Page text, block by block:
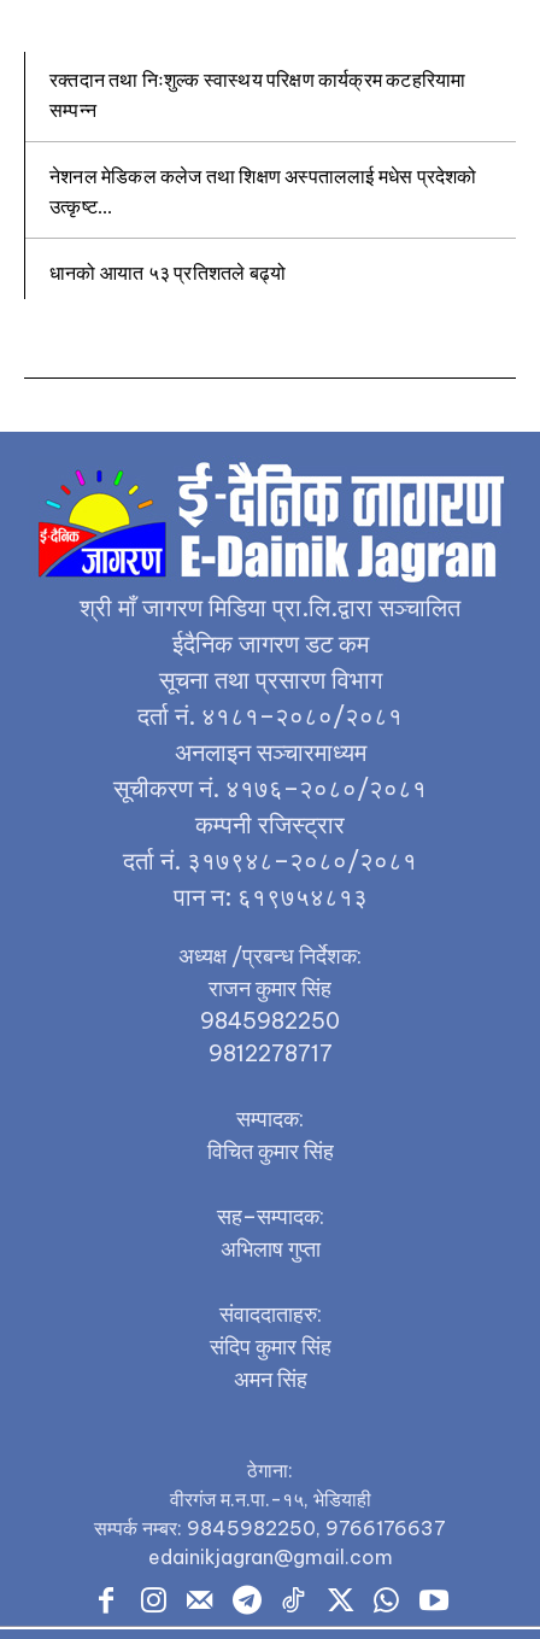
रक्तदान तथा निःशुल्क स्वास्थय परिक्षण कार्यक्रम कटहरियामा
सम्पन्न
नेशनल मेडिकल कलेज तथा शिक्षण अस्पताललाई मधेस प्रदेशको
उत्कृष्ट...
धानको आयात ५३ प्रतिशतले बढ्यो
श्री माँ जागरण मिडिया प्रा.लि.द्वारा सञ्चालित
ईदैनिक जागरण डट कम
सूचना तथा प्रसारण विभाग
दर्ता नं. ४१८१–२०८०/२०८१
अनलाइन सञ्चारमाध्यम
सूचीकरण नं. ४१७६–२०८०/२०८१
कम्पनी रजिस्ट्रार
दर्ता नं. ३१७९४८–२०८०/२०८१
पान न: ६१९७५४८१३
अध्यक्ष /प्रबन्ध निर्देशक:
राजन कुमार सिंह
9845982250
9812278717
सम्पादक:
विचित कुमार सिंह
सह–सम्पादक:
अभिलाष गुप्ता
संवाददाताहरु:
संदिप कुमार सिंह
अमन सिंह
ठेगाना:
वीरगंज म.न.पा.-१५, भेडियाही
सम्पर्क नम्बर: 9845982250, 9766176637
edainikjagran@gmail.com